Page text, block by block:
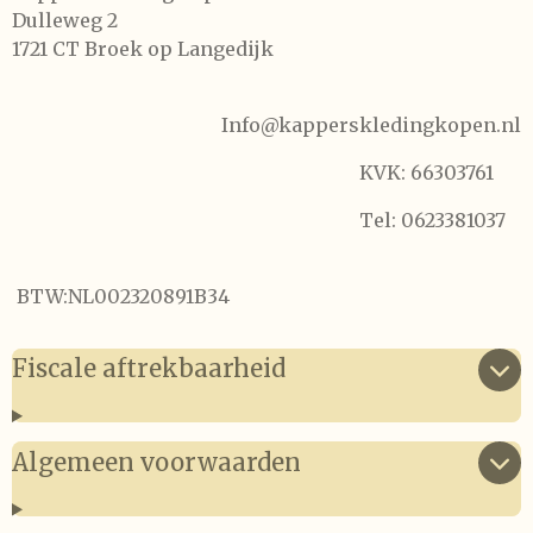
Dulleweg 2
1721 CT Broek op Langedijk
Info@kapperskledingkopen.nl
KVK: 66303761
Tel: 0623381037
BTW:NL002320891B34
Fiscale aftrekbaarheid
Algemeen voorwaarden